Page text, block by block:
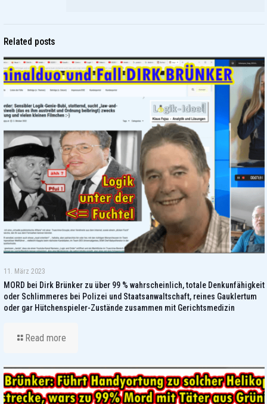
Related posts
11. März 2023
MORD bei Dirk Brünker zu über 99 % wahrscheinlich, totale Denkunfähigkeit
oder Schlimmeres bei Polizei und Staatsanwaltschaft, reines Gauklertum
oder gar Hütchenspieler-Zustände zusammen mit Gerichtsmedizin
Read more